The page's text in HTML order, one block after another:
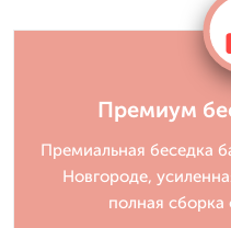
Премиум
Премиальная беседка
Новгороде,
полная